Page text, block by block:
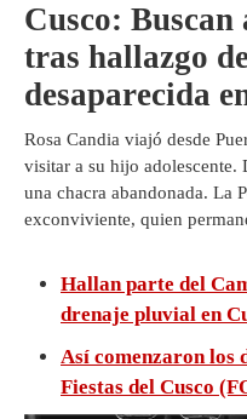
Cusco:
tras hallazgo
desaparecida
Rosa Candia viajó desde
visitar a su hijo adolescente.
una chacra abandonada. La
exconviviente, quien
Hallan parte del
drenaje pluvial en
Así comenzaron los
Fiestas del Cusco